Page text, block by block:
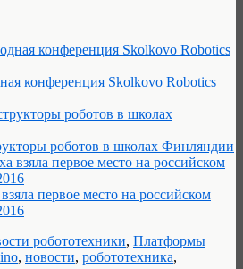
конференция Skolkovo Robotics
роботов в школах Финляндии
первое место на российском
робототехники, Платформы
, новости, робототехника,